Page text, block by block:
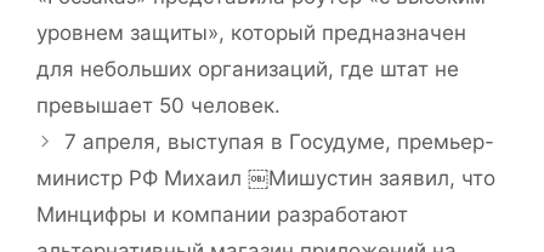
уровнем защиты», который предназначен
для небольших организаций, где штат не
превышает 50 человек.
7 апреля, выступая в Госудуме, премьер-
министр РФ Михаил ￼Мишустин заявил, что
Минцифры и компании разработают